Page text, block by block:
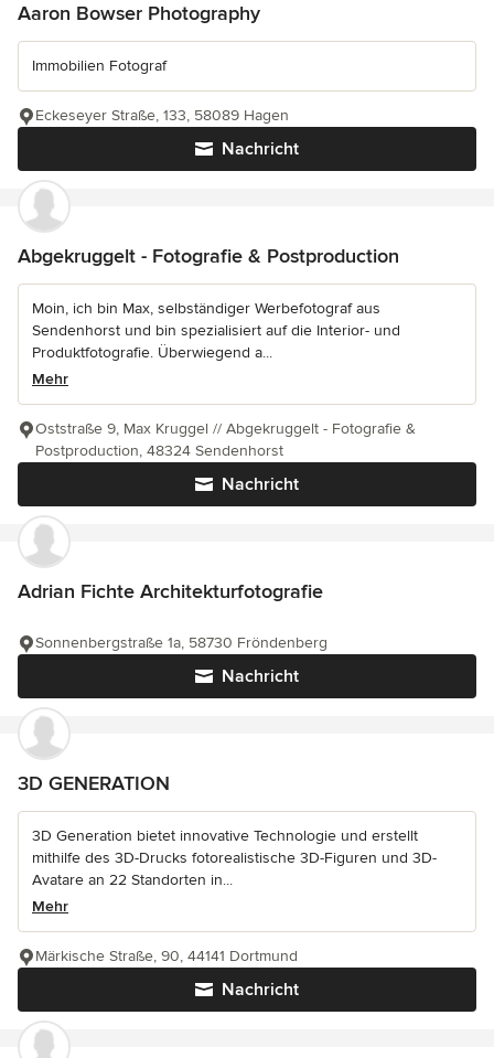
Aaron Bowser Photography
Immobilien Fotograf
Nachricht
Eckeseyer Straße, 133, 58089 Hagen
Abgekruggelt - Fotografie & Postproduction
Moin, ich bin Max, selbständiger Werbefotograf aus
Sendenhorst und bin spezialisiert auf die Interior- und
Produktfotografie. Überwiegend a...
Mehr
Nachricht
Oststraße 9, Max Kruggel // Abgekruggelt - Fotografie &
Postproduction, 48324 Sendenhorst
Adrian Fichte Architekturfotografie
Nachricht
Sonnenbergstraße 1a, 58730 Fröndenberg
3D GENERATION
3D Generation bietet innovative Technologie und erstellt
mithilfe des 3D-Drucks fotorealistische 3D-Figuren und 3D-
Avatare an 22 Standorten in...
Mehr
Nachricht
Märkische Straße, 90, 44141 Dortmund